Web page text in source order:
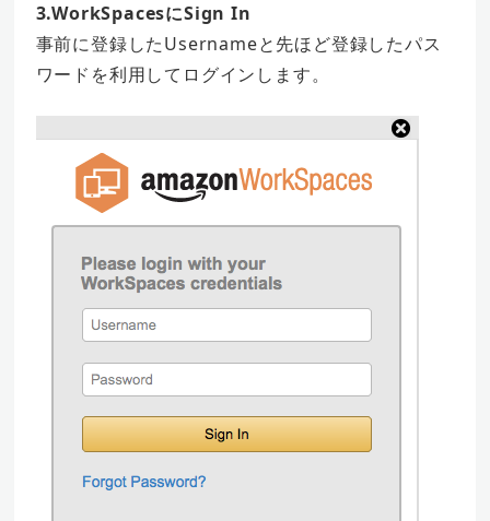
3.WorkSpacesにSign In
事前に登録したUsernameと先ほど登録したパス
ワードを利用してログインします。